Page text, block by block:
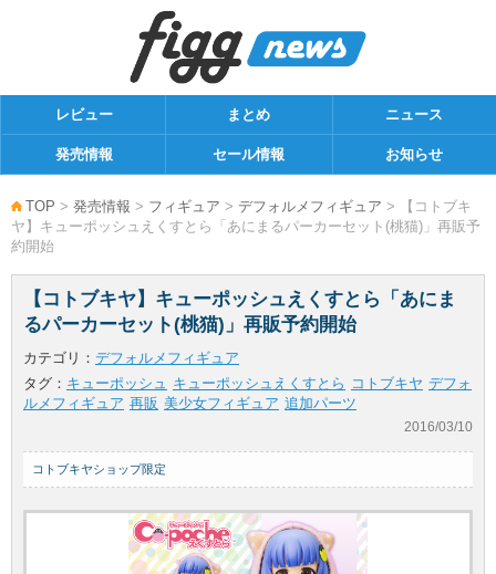
レビュー まとめ ニュース
発売情報 セール情報 お知らせ
TOP > 発売情報 > フィギュア > デフォルメフィギュア > 【コトブキ
ヤ】キューポッシュえくすとら「あにまるパーカーセット(桃猫)」再販予
約開始
【コトブキヤ】キューポッシュえくすとら「あにま
るパーカーセット(桃猫)」再販予約開始
カテゴリ： デフォルメフィギュア
タグ： キューポッシュ キューポッシュえくすとら コトブキヤ デフォ
ルメフィギュア 再販 美少女フィギュア 追加パーツ
2016/03/10
コトブキヤショップ限定